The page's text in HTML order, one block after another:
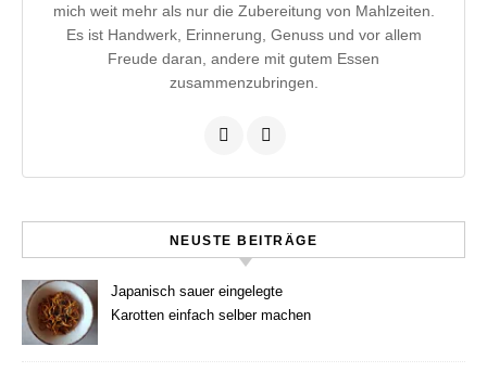
mich weit mehr als nur die Zubereitung von Mahlzeiten.
Es ist Handwerk, Erinnerung, Genuss und vor allem
Freude daran, andere mit gutem Essen
zusammenzubringen.
NEUSTE BEITRÄGE
Japanisch sauer eingelegte
Karotten einfach selber machen